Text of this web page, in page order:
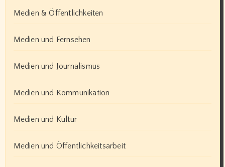
Medien & Öffentlichkeiten
Medien und Fernsehen
Medien und Journalismus
Medien und Kommunikation
Medien und Kultur
Medien und Öffentlichkeitsarbeit